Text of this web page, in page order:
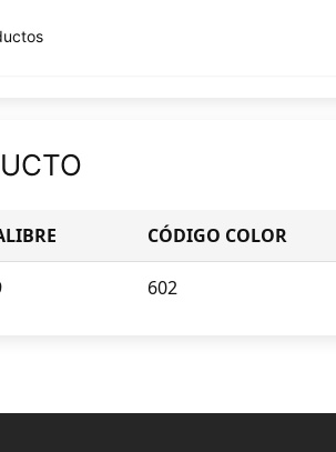
CÓDIGO COLOR
602